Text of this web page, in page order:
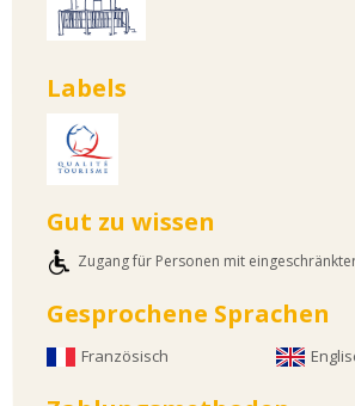
Labels
Gut zu wissen
Zugang für Personen mit
Gesprochene Sprachen
Französisch